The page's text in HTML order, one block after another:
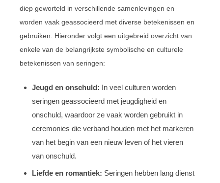
diep geworteld in verschillende samenlevingen en
worden vaak geassocieerd met diverse betekenissen en
gebruiken. Hieronder volgt een uitgebreid overzicht van
enkele van de belangrijkste symbolische en culturele
betekenissen van seringen:
Jeugd en onschuld: In veel culturen worden
seringen geassocieerd met jeugdigheid en
onschuld, waardoor ze vaak worden gebruikt in
ceremonies die verband houden met het markeren
van het begin van een nieuw leven of het vieren
van onschuld.
Liefde en romantiek: Seringen hebben lang dienst